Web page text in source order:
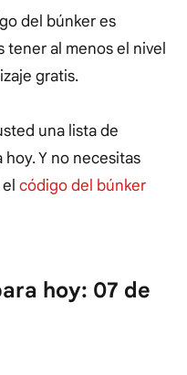
del búnker es
al menos el nivel
gratis.
una lista de
Y no necesitas
código del búnker
hoy: 07 de